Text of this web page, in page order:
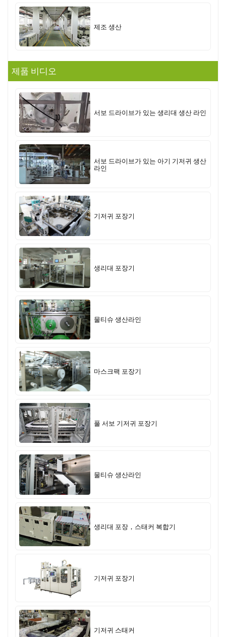
제조 생산
제품 비디오
서보 드라이브가 있는 생리대 생산 라인
서보 드라이브가 있는 아기 기저귀 생산
라인
기저귀 포장기
생리대 포장기
물티슈 생산라인
마스크팩 포장기
풀 서보 기저귀 포장기
물티슈 생산라인
생리대 포장，스태커 복합기
기저귀 포장기
기저귀 스태커